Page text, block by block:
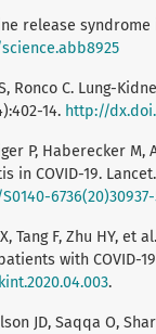
release
Ronco C. Lung-
14. http://
P, Haberecker
COVID-19. Lancet.
Tang F, Zhu HY,
with COVID-19
.
JD, Saqqa O,